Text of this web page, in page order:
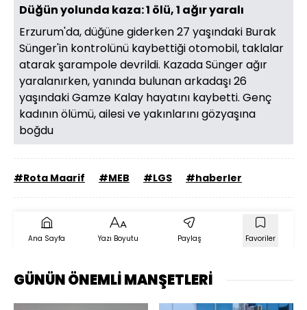
Düğün yolunda kaza: 1 ölü, 1 ağır yaralı
Erzurum'da, düğüne giderken 27 yaşındaki Burak
Sünger'in kontrolünü kaybettiği otomobil, taklalar
atarak şarampole devrildi. Kazada Sünger ağır
yaralanırken, yanında bulunan arkadaşı 26
yaşındaki Gamze Kalay hayatını kaybetti. Genç
kadının ölümü, ailesi ve yakınlarını gözyaşına
boğdu
#Rota Maarif #MEB #LGS #haberler
Ana Sayfa Yazı Boyutu Paylaş Favoriler
GÜNÜN ÖNEMLİ MANŞETLERİ